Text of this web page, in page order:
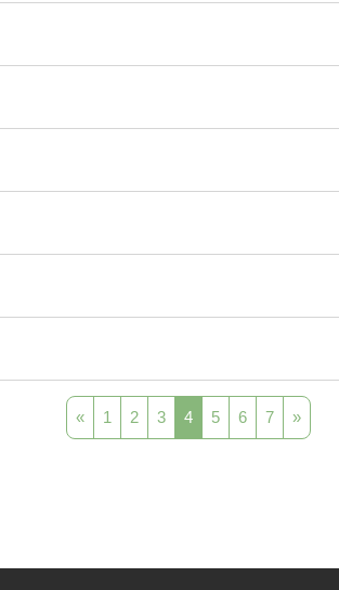
«Predchádzajúca stránka
1 Strana 1
2Strana 2
3Strana 3
4Strana 4
5Strana 5
6Strana 6
7Strana 7
»